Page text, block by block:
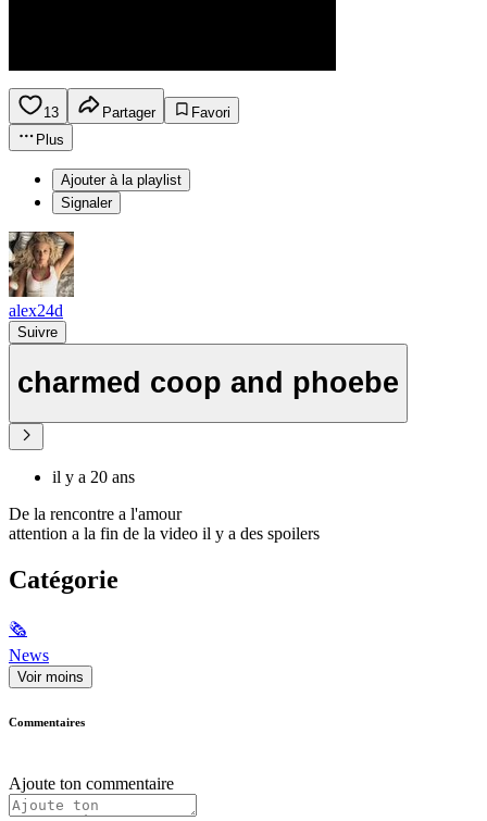
13 Partager
Favori
Plus
Ajouter à la playlist
Signaler
alex24d
Suivre
charmed coop and phoebe
il y a 20 ans
De la rencontre a l'amour
attention a la fin de la video il y a des spoilers
Catégorie
🗞
News
Voir moins
Commentaires
Ajoute ton commentaire